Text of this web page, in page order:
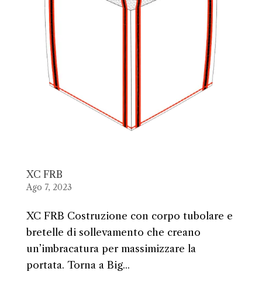
XC FRB
Ago 7, 2023
XC FRB Costruzione con corpo tubolare e
bretelle di sollevamento che creano
un’imbracatura per massimizzare la
portata. Torna a Big...